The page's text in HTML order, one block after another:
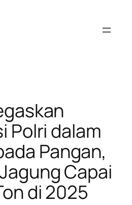
Polri dalam
Pangan,
Capai
di 2025